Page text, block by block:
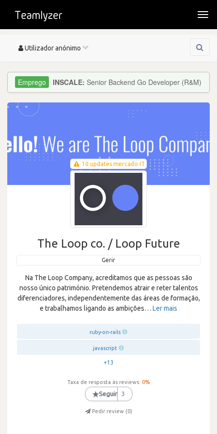
Toggle
Utilizador anónimo
INSCALE: Senior Backend Go Developer (R&M)
10 updates mercado IT
The Loop co. / Loop Future
Gerir
Na The Loop Company, acreditamos que as pessoas são
nosso único património. Pretendemos atrair e reter talentos
diferenciadores, independentemente das áreas de formação,
e trabalhamos ligando as ambições… Ler mais
ruby-on-rails
javascript
+13
Taxa de resposta às reviews: 0%
★Seguir 3
Pedir review (0)